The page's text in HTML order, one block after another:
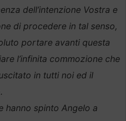
dell’intenzione Vostra e
di procedere in tal senso,
portare avanti questa
l’infinita commozione che
in tutti noi ed il
hanno spinto Angelo a